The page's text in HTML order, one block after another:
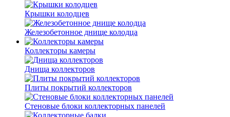
Крышки колодцев
Железобетонное днище колодца
Коллекторы камеры
Днища коллекторов
Плиты покрытий коллекторов
Стеновые блоки коллекторных панелей